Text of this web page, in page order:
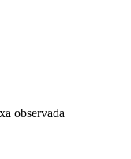
observada